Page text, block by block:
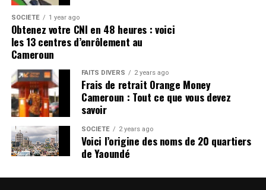
SOCIÉTÉ 1 year ago
Obtenez votre CNI en 48 heures : voici
les 13 centres d’enrôlement au
Cameroun
FAITS DIVERS 2 years ago
Frais de retrait Orange Money
Cameroun : Tout ce que vous devez
savoir
SOCIÉTÉ 2 years ago
Voici l’origine des noms de 20 quartiers
de Yaoundé